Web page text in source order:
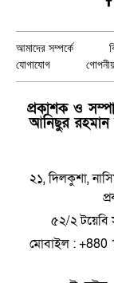
আমাদের সম্পর্কে
যোগাযোগ
প্রকাশক ও
আনিছুর রহমান
২১, দিলকুশা,
৫২/২ টয়েবি
মোবাইল :